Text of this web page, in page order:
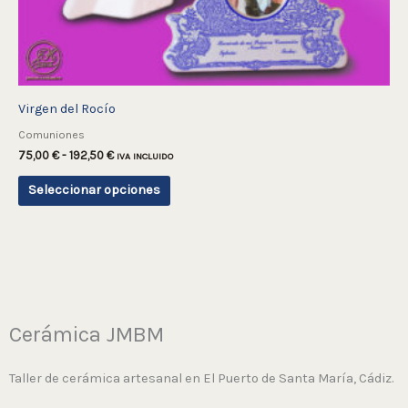
Virgen del Rocío
Comuniones
75,00 € - 192,50 € IVA INCLUIDO
Seleccionar opciones
se
pueden
elegir
en
de
producto
Cerámica JMBM
Taller de cerámica artesanal en El Puerto de Santa María, Cádiz.